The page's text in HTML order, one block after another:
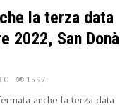
la terza data
2022, San Donà
0 1597
anche la terza data